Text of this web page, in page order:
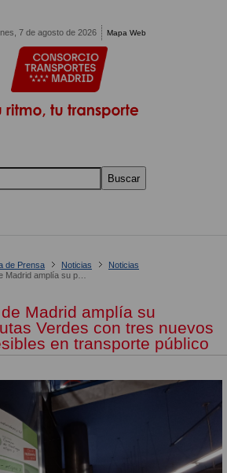
7 de agosto de 2026 Mapa Web
Buscar
de Prensa Noticias
Noticias
Madrid amplía su
Verdes con tres nuevos
en transporte público